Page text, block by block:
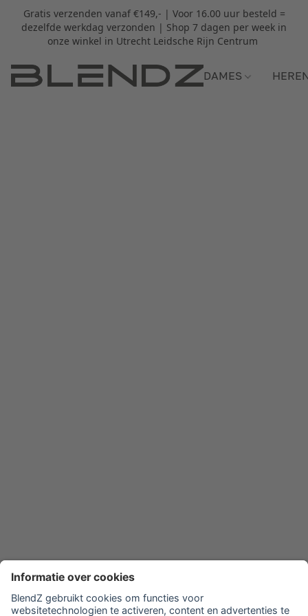
Gratis verzenden vanaf €149,- | Voor 16.00 uur besteld =
dezelfde werkdag verzonden | Shop 7 dagen per week in
onze winkel in Utrecht Leidsche Rijn Centrum
DAMES